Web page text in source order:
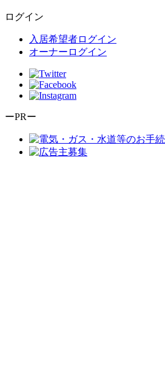
ログイン
入居希望者ログイン
オーナーログイン
ーPRー